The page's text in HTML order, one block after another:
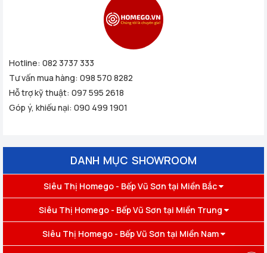
Hotline: 082 3737 333
Tư vấn mua hàng: 098 570 8282
Hỗ trợ kỹ thuật: 097 595 2618
Góp ý, khiếu nại: 090 499 1901
DANH MỤC SHOWROOM
Siêu Thị Homego - Bếp Vũ Sơn tại Miền Bắc
Siêu Thị Homego - Bếp Vũ Sơn tại Miền Trung
Siêu Thị Homego - Bếp Vũ Sơn tại Miền Nam